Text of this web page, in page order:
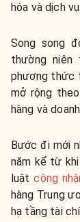
hóa và dịch vụ.
Song song
thường niên
phương thức
mở rộng
hàng và
Bước đi mới
năm kể từ
luậtcông
hàng Trung
hạ tầng tài